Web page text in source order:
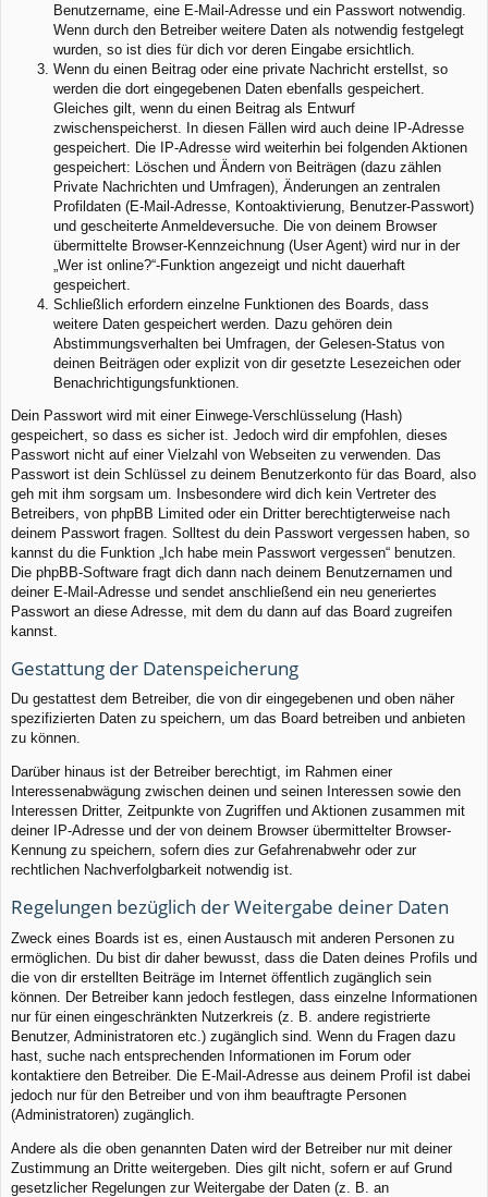
Benutzername, eine E-Mail-Adresse und ein Passwort notwendig.
Wenn durch den Betreiber weitere Daten als notwendig festgelegt
wurden, so ist dies für dich vor deren Eingabe ersichtlich.
Wenn du einen Beitrag oder eine private Nachricht erstellst, so
werden die dort eingegebenen Daten ebenfalls gespeichert.
Gleiches gilt, wenn du einen Beitrag als Entwurf
zwischenspeicherst. In diesen Fällen wird auch deine IP-Adresse
gespeichert. Die IP-Adresse wird weiterhin bei folgenden Aktionen
gespeichert: Löschen und Ändern von Beiträgen (dazu zählen
Private Nachrichten und Umfragen), Änderungen an zentralen
Profildaten (E-Mail-Adresse, Kontoaktivierung, Benutzer-Passwort)
und gescheiterte Anmeldeversuche. Die von deinem Browser
übermittelte Browser-Kennzeichnung (User Agent) wird nur in der
„Wer ist online?“-Funktion angezeigt und nicht dauerhaft
gespeichert.
Schließlich erfordern einzelne Funktionen des Boards, dass
weitere Daten gespeichert werden. Dazu gehören dein
Abstimmungsverhalten bei Umfragen, der Gelesen-Status von
deinen Beiträgen oder explizit von dir gesetzte Lesezeichen oder
Benachrichtigungsfunktionen.
Dein Passwort wird mit einer Einwege-Verschlüsselung (Hash)
gespeichert, so dass es sicher ist. Jedoch wird dir empfohlen, dieses
Passwort nicht auf einer Vielzahl von Webseiten zu verwenden. Das
Passwort ist dein Schlüssel zu deinem Benutzerkonto für das Board, also
geh mit ihm sorgsam um. Insbesondere wird dich kein Vertreter des
Betreibers, von phpBB Limited oder ein Dritter berechtigterweise nach
deinem Passwort fragen. Solltest du dein Passwort vergessen haben, so
kannst du die Funktion „Ich habe mein Passwort vergessen“ benutzen.
Die phpBB-Software fragt dich dann nach deinem Benutzernamen und
deiner E-Mail-Adresse und sendet anschließend ein neu generiertes
Passwort an diese Adresse, mit dem du dann auf das Board zugreifen
kannst.
Gestattung der Datenspeicherung
Du gestattest dem Betreiber, die von dir eingegebenen und oben näher
spezifizierten Daten zu speichern, um das Board betreiben und anbieten
zu können.
Darüber hinaus ist der Betreiber berechtigt, im Rahmen einer
Interessenabwägung zwischen deinen und seinen Interessen sowie den
Interessen Dritter, Zeitpunkte von Zugriffen und Aktionen zusammen mit
deiner IP-Adresse und der von deinem Browser übermittelter Browser-
Kennung zu speichern, sofern dies zur Gefahrenabwehr oder zur
rechtlichen Nachverfolgbarkeit notwendig ist.
Regelungen bezüglich der Weitergabe deiner Daten
Zweck eines Boards ist es, einen Austausch mit anderen Personen zu
ermöglichen. Du bist dir daher bewusst, dass die Daten deines Profils und
die von dir erstellten Beiträge im Internet öffentlich zugänglich sein
können. Der Betreiber kann jedoch festlegen, dass einzelne Informationen
nur für einen eingeschränkten Nutzerkreis (z. B. andere registrierte
Benutzer, Administratoren etc.) zugänglich sind. Wenn du Fragen dazu
hast, suche nach entsprechenden Informationen im Forum oder
kontaktiere den Betreiber. Die E-Mail-Adresse aus deinem Profil ist dabei
jedoch nur für den Betreiber und von ihm beauftragte Personen
(Administratoren) zugänglich.
Andere als die oben genannten Daten wird der Betreiber nur mit deiner
Zustimmung an Dritte weitergeben. Dies gilt nicht, sofern er auf Grund
gesetzlicher Regelungen zur Weitergabe der Daten (z. B. an